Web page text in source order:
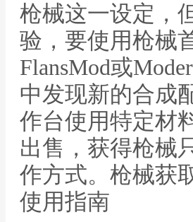
枪械这一设定，
验，要使用枪械
FlansMod或
中发现新的合成
作台使用特定材
出售，获得枪械
作方式。枪械获
使用指南